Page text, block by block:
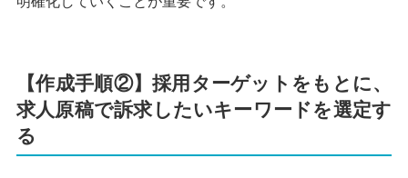
【作成手順②】採用ターゲットをもとに、
求人原稿で訴求したいキーワードを選定す
る